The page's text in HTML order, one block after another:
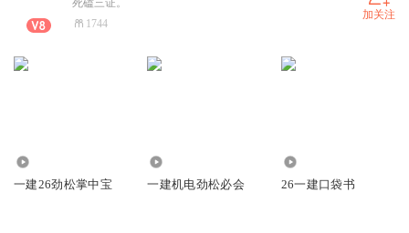
死磕三证。
1744
加关注
一建26劲松掌中宝 一建机电劲松必会 26一建口袋书